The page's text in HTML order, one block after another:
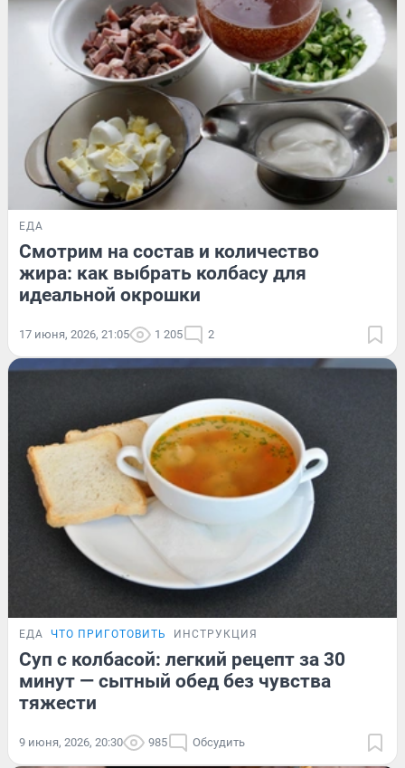
ЕДА
Смотрим на состав и количество
жира: как выбрать колбасу для
идеальной окрошки
17 июня, 2026, 21:05 1 205 2
ЕДА ЧТО ПРИГОТОВИТЬ ИНСТРУКЦИЯ
Суп с колбасой: легкий рецепт за 30
минут — сытный обед без чувства
тяжести
9 июня, 2026, 20:30 985 Обсудить